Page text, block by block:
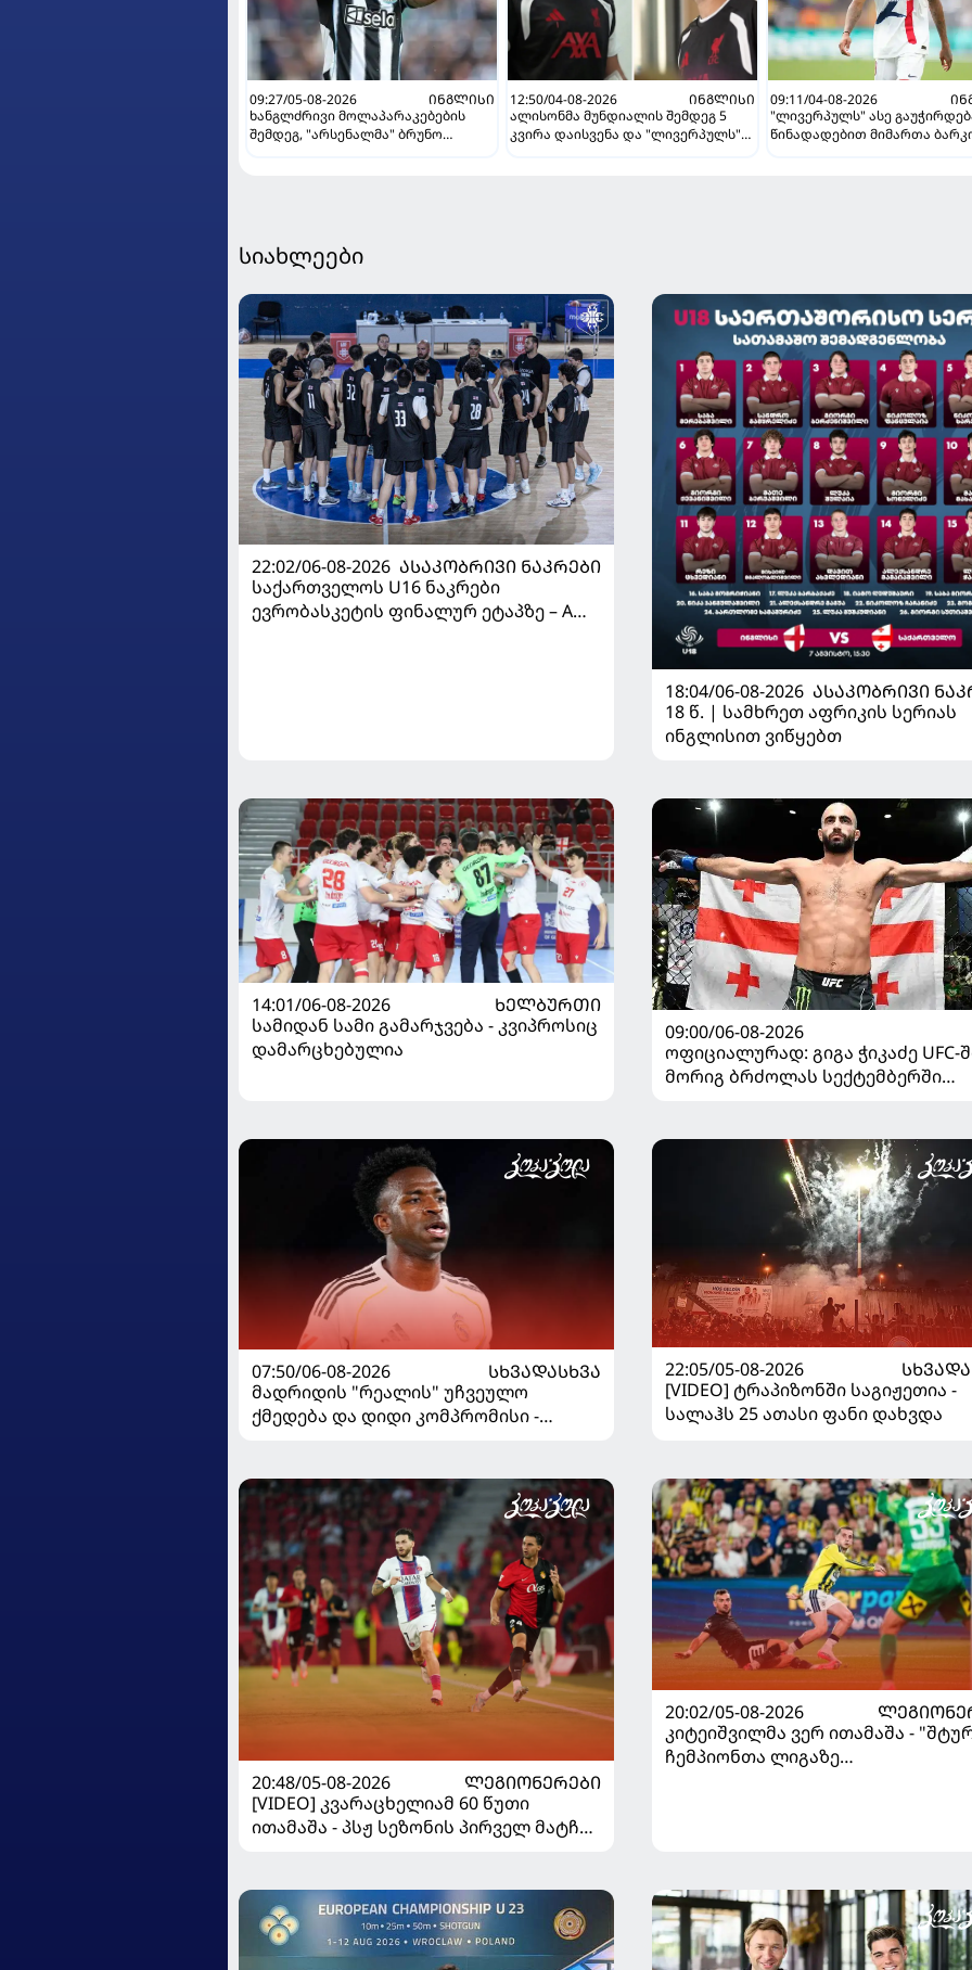
09:27/05-08-2026
ᲘᲜᲒᲚᲘᲡᲘ
ხანგლძრივი მოლაპარაკებების
შემდეგ, "არსენალმა" ბრუნო
12:50/04-08-2026
ᲘᲜᲒᲚᲘᲡᲘ
ალისონმა მუნდიალის შემდეგ 5
კვირა დაისვენა და "ლივერპულს"
09:11/04-08-2026
"ლივერპულს" ასე
წინადადებით მიმართა
სიახლეები
22:02/06-08-2026 ᲐᲡᲐᲙᲝᲑᲠᲘᲕᲘ ᲜᲐᲙᲠᲔᲑᲘ
საქართველოს U16 ნაკრები
ევრობასკეტის ფინალურ ეტაპზე – A
18:04/06-08-2026 ᲐᲡᲐᲙᲝᲑᲠᲘᲕᲘ
18 წ. | სამხრეთ აფრიკის სერიას
ინგლისით ვიწყებთ
14:01/06-08-2026
ᲮᲔᲚᲑᲣᲠᲗᲘ
სამიდან სამი გამარჯვება - კვიპროსიც
დამარცხებულია
09:00/06-08-2026
ოფიციალურად: გიგა ჭიკაძე UFC-
მორიგ ბრძოლას სექტემბერში
07:50/06-08-2026
ᲡᲮᲕᲐᲓᲐᲡᲮᲕᲐ
მადრიდის "რეალის" უჩვეულო
ქმედება და დიდი კომპრომისი -
22:05/05-08-2026
[VIDEO] ტრაპიზონში საგიჟეთია -
სალაჰს 25 ათასი ფანი დახვდა
20:48/05-08-2026
ᲚᲔᲒᲘᲝᲜᲔᲠᲔᲑᲘ
[VIDEO] კვარაცხელიამ 60 წუთი
ითამაშა - პსჟ სეზონის პირველ მატჩში
20:02/05-08-2026
კიტეიშვილმა ვერ ითამაშა -
ჩემპიონთა ლიგაზე